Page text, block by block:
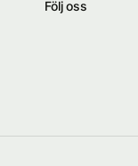
Följ oss